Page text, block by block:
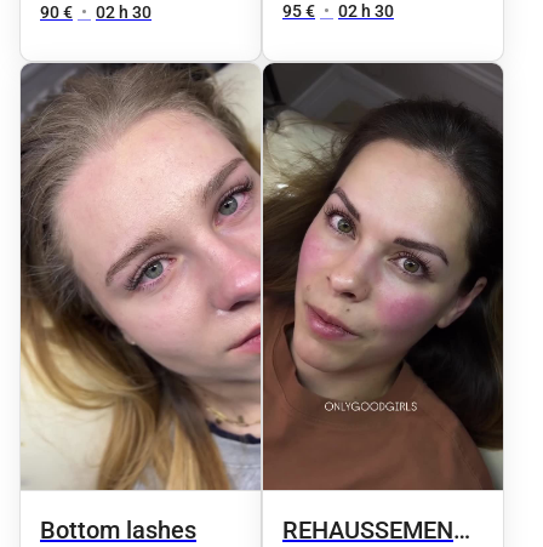
90 € • 02 h 30 95 € • 02 h 30
Bottom lashes
REHAUSSEMENT